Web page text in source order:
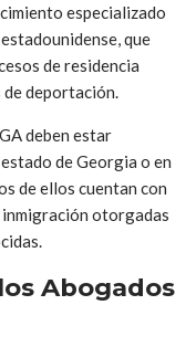
especializado
que
de residencia
deportación.
deben estar
de Georgia o en
de ellos cuentan con
otorgadas
Abogados